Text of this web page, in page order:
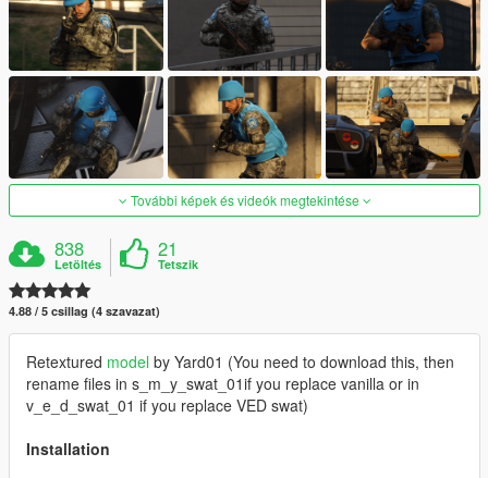
További képek és videók megtekintése
838
Letöltés
21
Tetszik
4.88 / 5 csillag (4 szavazat)
Retextured model by Yard01 (You need to download this, then
rename files in s_m_y_swat_01if you replace vanilla or in
v_e_d_swat_01 if you replace VED swat)
Installation